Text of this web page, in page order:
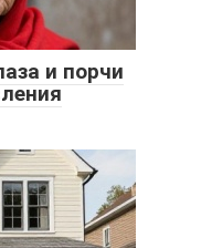
и порчи